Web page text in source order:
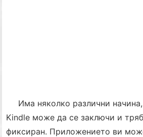
Има няколко различни
Kindle може да се заключи и
фиксиран. Приложението ви